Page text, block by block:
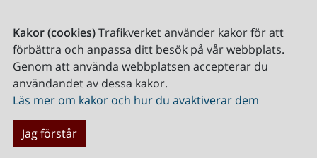
Kakor (cookies)Trafikverket använder kakor för att
förbättra och anpassa ditt besök på vår webbplats.
Genom att använda webbplatsen accepterar du
användandet av dessa kakor.
Läs mer om kakor och hur du avaktiverar dem
Jag förstår